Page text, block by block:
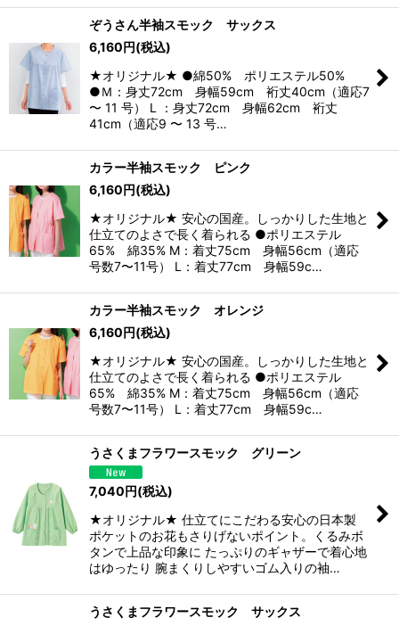
ぞうさん半袖スモック サックス
6,160円(税込)
★オリジナル★ ●綿50% ポリエステル50%
●Ｍ：身丈72cm 身幅59cm 裄丈40cm（適応7
〜 11 号） L ：身丈72cm 身幅62cm 裄丈
41cm（適応9 〜 13 号…
カラー半袖スモック ピンク
6,160円(税込)
★オリジナル★ 安心の国産。しっかりした生地と
仕立てのよさで長く着られる ●ポリエステル
65% 綿35% M：着丈75cm 身幅56cm（適応
号数7〜11号） L：着丈77cm 身幅59c…
カラー半袖スモック オレンジ
6,160円(税込)
★オリジナル★ 安心の国産。しっかりした生地と
仕立てのよさで長く着られる ●ポリエステル
65% 綿35% M：着丈75cm 身幅56cm（適応
号数7〜11号） L：着丈77cm 身幅59c…
うさくまフラワースモック グリーン
7,040円(税込)
★オリジナル★ 仕立てにこだわる安心の日本製
ポケットのお花もさりげないポイント。くるみボ
タンで上品な印象に たっぷりのギャザーで着心地
はゆったり 腕まくりしやすいゴム入りの袖…
うさくまフラワースモック サックス